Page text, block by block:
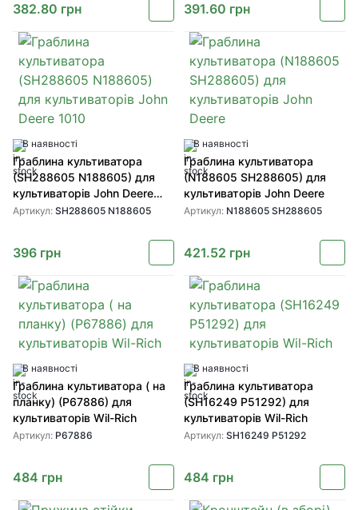
382.80 грн 391.60 грн
В наявності
Граблина культиватора
(SH288605 N188605) для
культиваторів John Deere
1010
Артикул: SH288605 N188605
396 грн
В наявності
Граблина культиватора
(N188605 SH288605) для
культиваторів John Deere
Артикул: N188605 SH288605
421.52 грн
В наявності
Граблина культиватора ( на
планку) (P67886) для
культиваторів Wil-Rich
Артикул: P67886
484 грн
В наявності
Граблина культиватора
(SH16249 P51292) для
культиваторів Wil-Rich
Артикул: SH16249 P51292
484 грн